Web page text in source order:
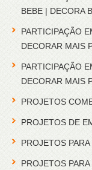
BEBE | DECORA
PARTICIPAÇÃO
DECORAR MAIS
PARTICIPAÇÃO
DECORAR MAIS
PROJETOS
PROJETOS DE
PROJETOS
PROJETOS